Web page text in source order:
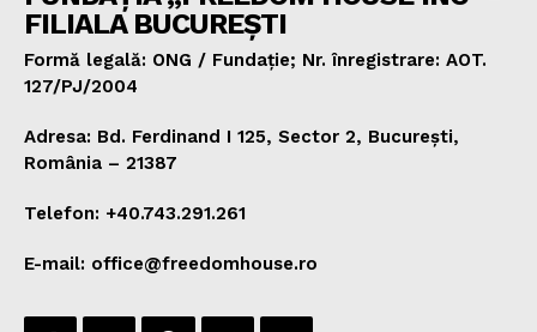
FILIALA BUCUREȘTI
Formă legală: ONG / Fundație; Nr. înregistrare: AOT.
127/PJ/2004
Adresa: Bd. Ferdinand I 125, Sector 2, București,
România – 21387
Telefon: +40.743.291.261
E-mail: office@freedomhouse.ro